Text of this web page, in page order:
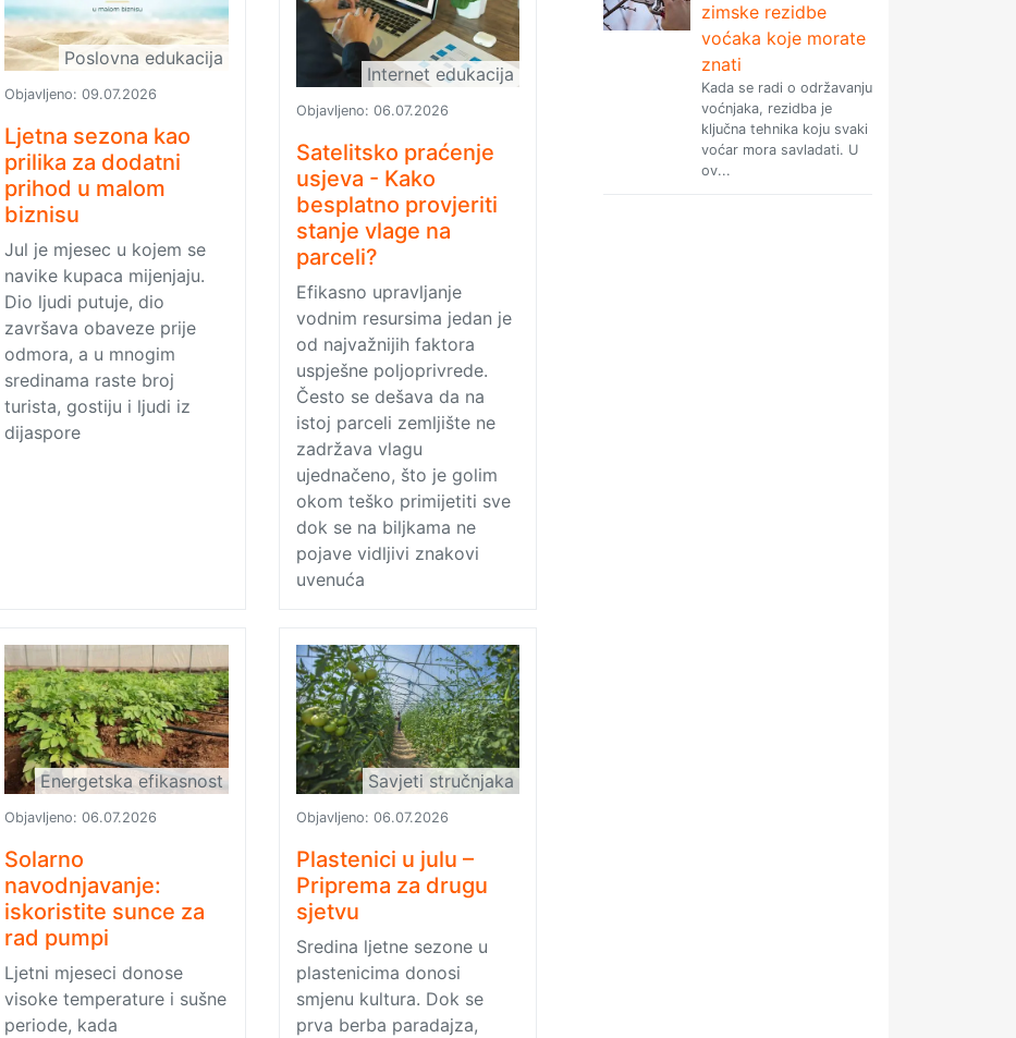
Poslovna edukacija
Objavljeno:09.07.2026
Ljetna sezona kao
prilika za dodatni
prihod u malom
biznisu
Jul je mjesec u kojem se
navike kupaca mijenjaju.
Dio ljudi putuje, dio
završava obaveze prije
odmora, a u mnogim
sredinama raste broj
turista, gostiju i ljudi iz
dijaspore
Internet edukacija
Objavljeno: 06.07.2026
Satelitsko praćenje
usjeva - Kako
besplatno provjeriti
stanje vlage na
parceli?
Efikasno upravljanje
vodnim resursima jedan je
od najvažnijih faktora
uspješne poljoprivrede.
Često se dešava da na
istoj parceli zemljište ne
zadržava vlagu
ujednačeno, što je golim
okom teško primijetiti sve
dok se na biljkama ne
pojave vidljivi znakovi
uvenuća
Energetska efikasnost
Objavljeno:06.07.2026
Solarno
navodnjavanje:
iskoristite sunce za
rad pumpi
Ljetni mjeseci donose
visoke temperature i sušne
periode, kada
Savjeti stručnjaka
Objavljeno: 06.07.2026
Plastenici u julu –
Priprema za drugu
sjetvu
Sredina ljetne sezone u
plastenicima donosi
smjenu kultura. Dok se
prva berba paradajza,
zimske rezidbe
voćaka koje morate
znati
Kada se radi o održavanju
voćnjaka, rezidba je
ključna tehnika koju svaki
voćar mora savladati. U
ov...